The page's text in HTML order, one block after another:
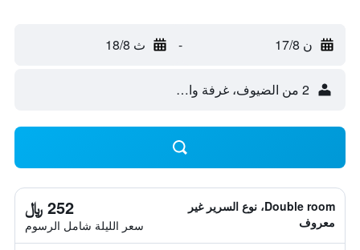
ن 17/8 - ث 18/8
2 من الضيوف، غرفة واحدة
Double room، نوع السرير غير
معروف
252 ﷼
سعر الليلة شامل الرسوم